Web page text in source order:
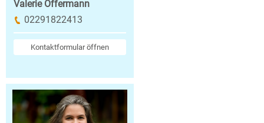
Valerie Offermann
02291822413
Kontaktformular öffnen